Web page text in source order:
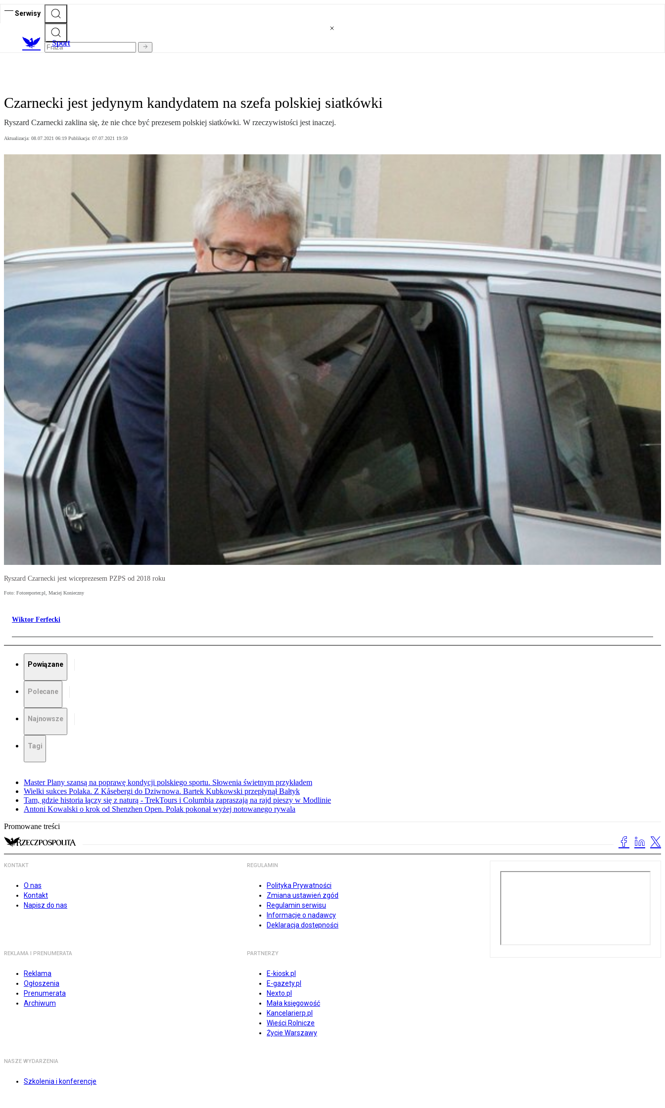
Serwisy
Sport
Czarnecki jest jedynym kandydatem na szefa polskiej siatkówki
Ryszard Czarnecki zaklina się, że nie chce być prezesem polskiej siatkówki. W rzeczywistości jest inaczej.
Aktualizacja: 08.07.2021 06:19 Publikacja: 07.07.2021 19:59
Ryszard Czarnecki jest wiceprezesem PZPS od 2018 roku
Foto: Fotoreporter.pl, Maciej Konieczny
Wiktor Ferfecki
Powiązane
Polecane
Najnowsze
Tagi
Master Plany szansą na poprawę kondycji polskiego sportu. Słowenia świetnym przykładem
Wielki sukces Polaka. Z Kåsebergi do Dziwnowa. Bartek Kubkowski przepłynął Bałtyk
Tam, gdzie historia łączy się z naturą - TrekTours i Columbia zapraszają na rajd pieszy w Modlinie
Antoni Kowalski o krok od Shenzhen Open. Polak pokonał wyżej notowanego rywala
Promowane treści
KONTAKT
O nas
Kontakt
Napisz do nas
REGULAMIN
Polityka Prywatności
Zmiana ustawień zgód
Regulamin serwisu
Informacje o nadawcy
Deklaracja dostępności
REKLAMA I PRENUMERATA
Reklama
Ogłoszenia
Prenumerata
Archiwum
PARTNERZY
E-kiosk.pl
E-gazety.pl
Nexto.pl
Mała księgowość
Kancelarierp.pl
Wieści Rolnicze
Życie Warszawy
NASZE WYDARZENIA
Szkolenia i konferencje